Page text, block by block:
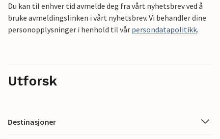
Du kan til enhver tid avmelde deg fra vårt nyhetsbrev ved å
bruke avmeldingslinken i vårt nyhetsbrev. Vi behandler dine
personopplysninger i henhold til vår persondatapolitikk.
Utforsk
Destinasjoner